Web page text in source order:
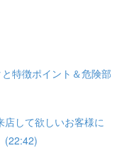
特徴ポイント＆危険部
して欲しいお客様に
(22:42)